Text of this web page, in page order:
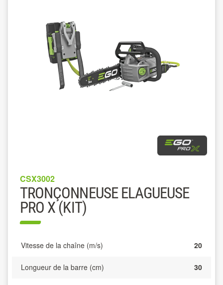
CSX3002
TRONÇONNEUSE ELAGUEUSE
PRO X (KIT)
Vitesse de la chaîne (m/s) 20
Longueur de la barre (cm) 30